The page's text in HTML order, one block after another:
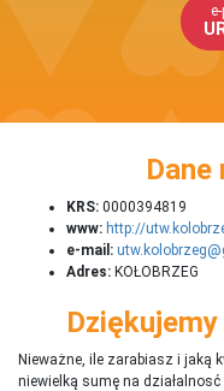
Dane
KRS: 0000394819
www: http://
e-mail:
Adres: KOŁOBRZEG
Nieważne, ile zarabiasz i jaką
niewielką sumę na